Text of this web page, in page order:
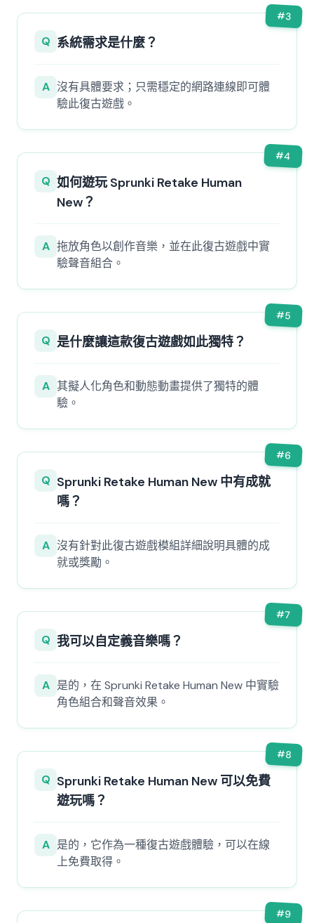
#3
Q 系統需求是什麼？
A 沒有具體要求；只需穩定的網路連線即可體
驗此復古遊戲。
#4
Q 如何遊玩 Sprunki Retake Human
New？
A 拖放角色以創作音樂，並在此復古遊戲中實
驗聲音組合。
#5
Q 是什麼讓這款復古遊戲如此獨特？
A 其擬人化角色和動態動畫提供了獨特的體
驗。
#6
Q Sprunki Retake Human New 中有成就
嗎？
A 沒有針對此復古遊戲模組詳細說明具體的成
就或獎勵。
#7
Q 我可以自定義音樂嗎？
A 是的，在 Sprunki Retake Human New 中實驗
角色組合和聲音效果。
#8
Q Sprunki Retake Human New 可以免費
遊玩嗎？
A 是的，它作為一種復古遊戲體驗，可以在線
上免費取得。
#9